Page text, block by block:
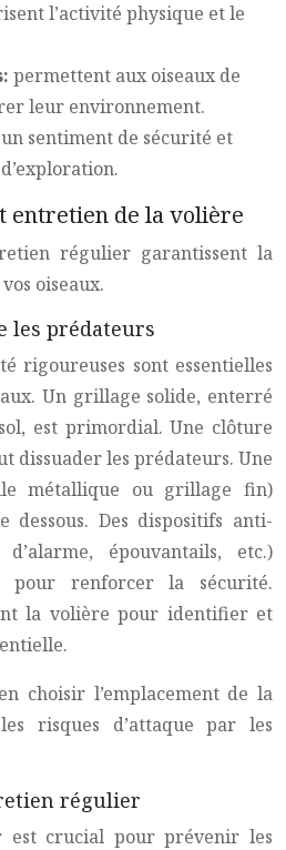
l’activité physique et le
permettent aux oiseaux de
leur environnement.
sentiment de sécurité et
entretien de la volière
régulier garantissent la
oiseaux.
les prédateurs
rigoureuses sont essentielles
Un grillage solide, enterré
est primordial. Une clôture
dissuader les prédateurs. Une
métallique ou grillage fin)
dessous. Des dispositifs anti-
épouvantails, etc.)
pour renforcer la sécurité.
la volière pour identifier et
choisir l’emplacement de la
risques d’attaque par les
régulier
est crucial pour prévenir les